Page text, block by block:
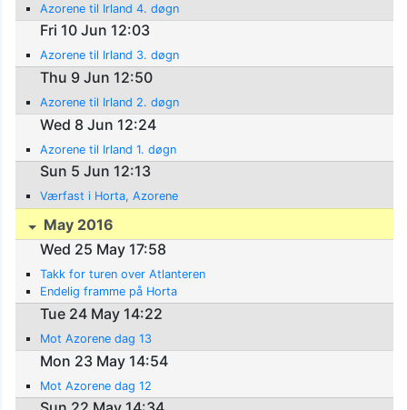
Azorene til Irland 4. døgn
Fri 10 Jun 12:03
Azorene til Irland 3. døgn
Thu 9 Jun 12:50
Azorene til Irland 2. døgn
Wed 8 Jun 12:24
Azorene til Irland 1. døgn
Sun 5 Jun 12:13
Værfast i Horta, Azorene
May 2016
Wed 25 May 17:58
Takk for turen over Atlanteren
Endelig framme på Horta
Tue 24 May 14:22
Mot Azorene dag 13
Mon 23 May 14:54
Mot Azorene dag 12